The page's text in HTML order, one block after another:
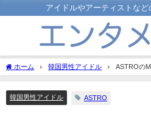
アイドルやアーティストなど
ホーム 韓国男性アイドル
ASTROの
除隊日についても調べてみた！
韓国男性アイドル ASTRO